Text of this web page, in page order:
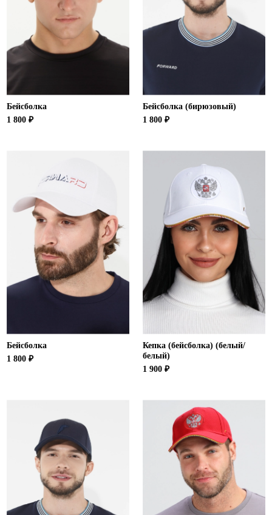
Новосибирская область (3)
Омская область (5)
Республика Башкортостан (3)
Республика Татарстан (2)
Ростовская область (2)
Самарская область (1)
Смоленская область (1)
Томская область (1)
Тульская область (1)
Тюменская область (3)
Хакасия (1)
Ханты-Мансийский автономный округ (3)
Челябинская область (2)
Ярославская область (1)
Бейсболка
1 800 ₽
Бейсболка (бирюзовый)
1 800 ₽
Бейсболка
1 800 ₽
Кепка (бейсболка) (белый/
белый)
1 900 ₽